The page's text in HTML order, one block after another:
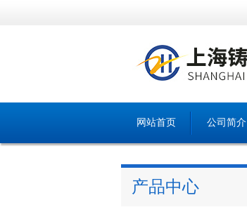
网站首页 公司简介
产品中心